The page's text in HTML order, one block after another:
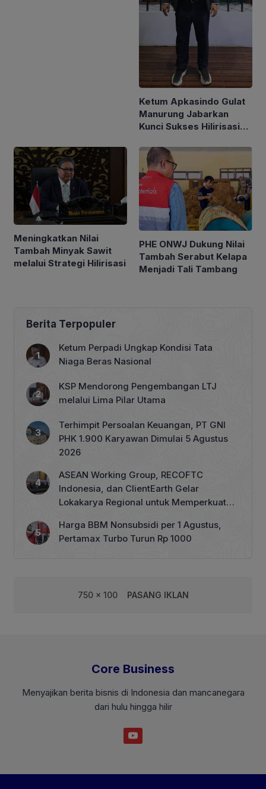
Ketum Apkasindo Gulat
Manurung Jabarkan
Kunci Sukses Hilirisasi
Meningkatkan Nilai
Tambah Minyak Sawit
melalui Strategi Hilirisasi
PHE ONWJ Dukung Nilai
Tambah Serabut Kelapa
Menjadi Tali Tambang
Berita Terpopuler
Ketum Perpadi Ungkap Kondisi Tata
Niaga Beras Nasional
KSP Mendorong Pengembangan LTJ
melalui Lima Pilar Utama
Terhimpit Persoalan Keuangan, PT GNI
PHK 1.900 Karyawan Dimulai 5 Agustus
2026
ASEAN Working Group, RECOFTC
Indonesia, dan ClientEarth Gelar
Lokakarya Regional untuk Memperkuat
Harga BBM Nonsubsidi per 1 Agustus,
Pertamax Turbo Turun Rp 1000
750 x 100 PASANG IKLAN
Core Business
Menyajikan berita bisnis di Indonesia dan mancanegara
dari hulu hingga hilir